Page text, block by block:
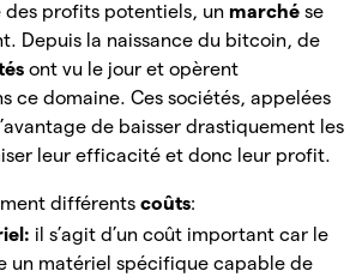
des profits potentiels, un marché se
Depuis la naissance du bitcoin, de
ont vu le jour et opèrent
ce domaine. Ces sociétés, appelées
de baisser drastiquement les
leur efficacité et donc leur profit.
différents coûts:
il s’agit d’un coût important car le
un matériel spécifique capable de